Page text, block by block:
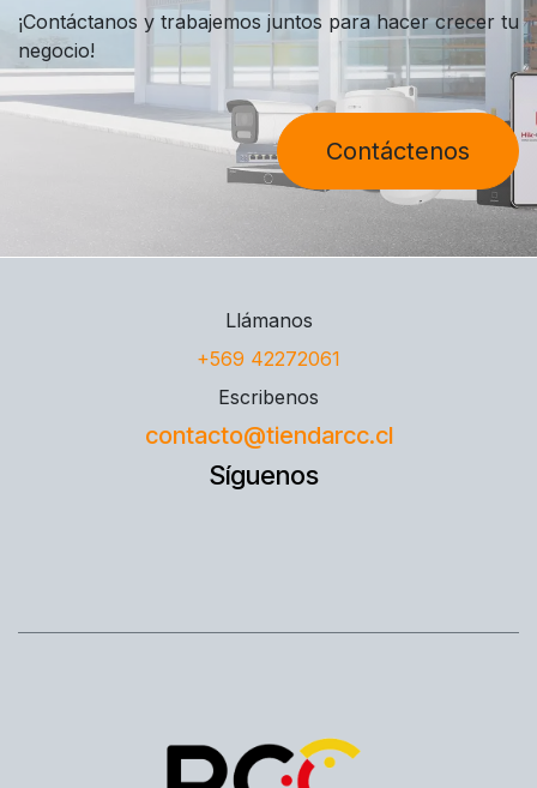
¡Contáctanos y trabajemos juntos para hacer crecer tu
negocio!
Contáctenos
Llámanos
+569 42272061
Escribenos
contacto@tiendarcc.cl
Síguenos